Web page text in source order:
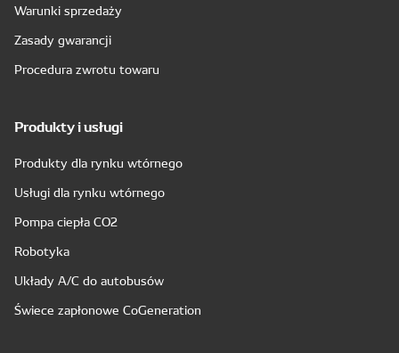
Warunki sprzedaży
Zasady gwarancji
Procedura zwrotu towaru
Produkty i usługi
Produkty dla rynku wtórnego
Usługi dla rynku wtórnego
Pompa ciepła CO2
Robotyka
Układy A/C do autobusów
Świece zapłonowe CoGeneration